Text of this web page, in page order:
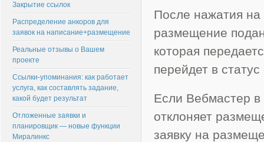
После нажатия на
размещение
которая
перейдет в
Если Вебмастер в
отклоняет
заявку на
Закрытие ссылок
Распределение анкоров для
заявок на написание+размещение
Реальные отзывы о Вашем
проекте
Ссылки-упоминания: как работает
услуга, как составлять задание,
какой будет результат
Отложенные заявки и
планировщик — новые функции
Миралинкс